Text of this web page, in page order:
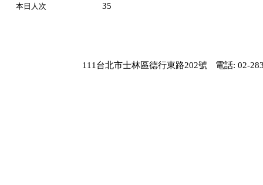
本日人次 35
111台北市士林區德行東路202號 電話: 02-